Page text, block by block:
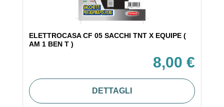
ELETTROCASA CF 05 SACCHI TNT X EQUIPE (
AM 1 BEN T )
8,00 €
DETTAGLI